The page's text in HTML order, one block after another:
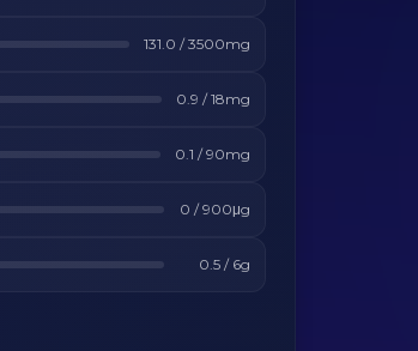
131.0 /3500mg
0.9 /18mg
0.1 /90mg
0 /900μg
0.5 / 6g